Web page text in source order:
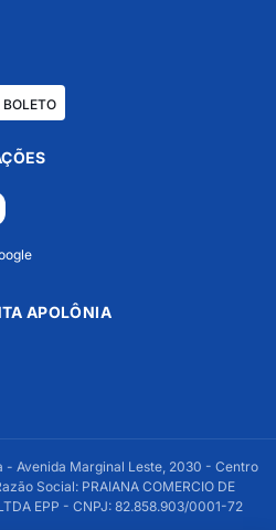
BOLETO
APOLÔNIA
- Avenida Marginal Leste, 2030 - Centro
Social: PRAIANA COMERCIO DE
EPP - CNPJ: 82.858.903/0001-72